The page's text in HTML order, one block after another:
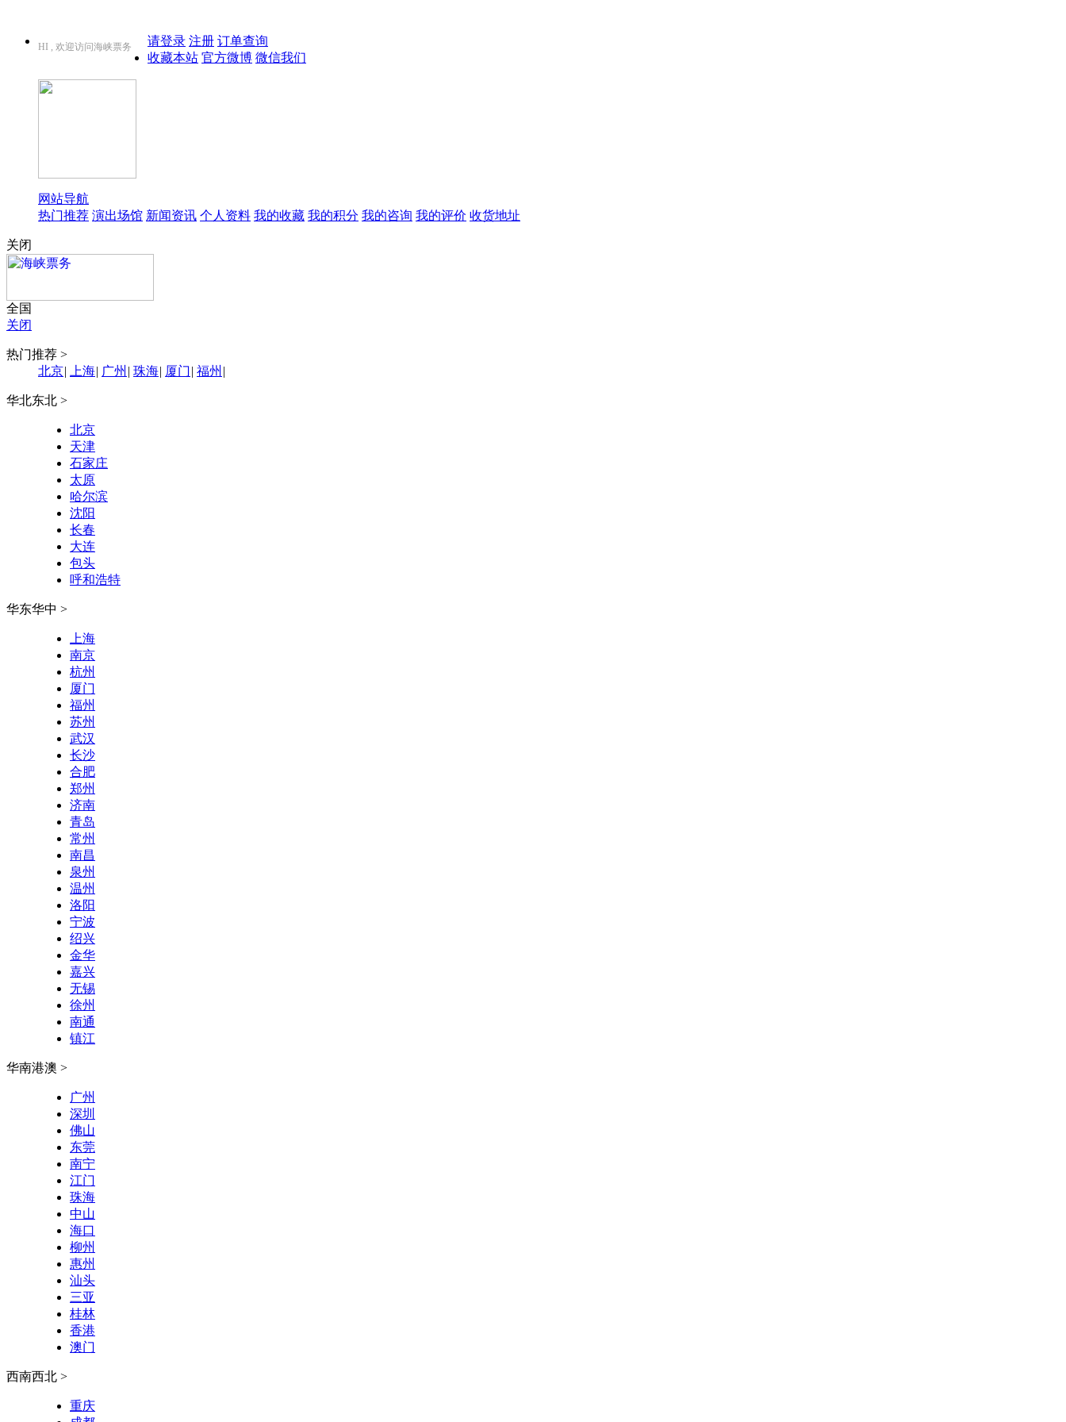
HI , 欢迎访问海峡票务 请登录 注册 订单查询
收藏本站 官方微博 微信我们
网站导航
热门推荐 演出场馆 新闻资讯 个人资料 我的收藏 我的积分 我的咨询 我的评价 收货地址
关闭
全国
关闭
热门推荐 >
北京| 上海| 广州 | 珠海| 厦门 | 福州 |
华北东北 >
北京
天津
石家庄
太原
哈尔滨
沈阳
长春
大连
包头
呼和浩特
华东华中 >
上海
南京
杭州
厦门
福州
苏州
武汉
长沙
合肥
郑州
济南
青岛
常州
南昌
泉州
温州
洛阳
宁波
绍兴
金华
嘉兴
无锡
徐州
南通
镇江
华南港澳 >
广州
深圳
佛山
东莞
南宁
江门
珠海
中山
海口
柳州
惠州
汕头
三亚
桂林
香港
澳门
西南西北 >
重庆